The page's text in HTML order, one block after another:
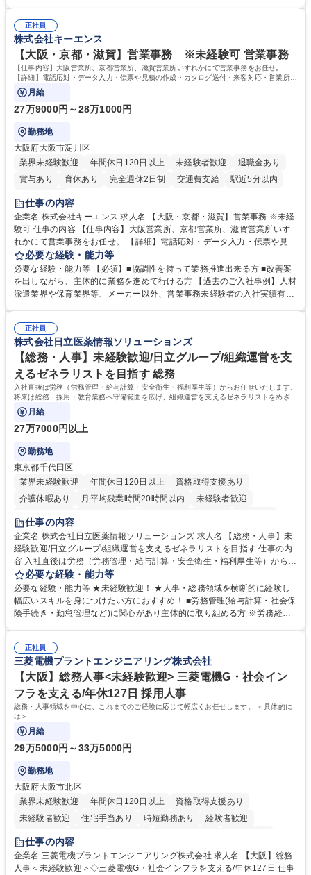
平均100件前後■メール・手紙：同上40件前後 募集職種 中野本社【お客様
相談室】お客様のお声をもとにより良い商品づくりへ貢献
すのでご安心ください。 【当社について】キリングループの広報機能を担
う会社として、お客様との出会いを大切にし、磨き上げたホスピタリティ
を込めてコミュニケーションをとりながら広報関連業務を行っておりま
す。 学歴・資格 学歴：大学院 大学 高専 短大 専修学校 高校 語学力： 資
格：
正社員
株式会社キーエンス
【大阪・京都・滋賀】営業事務 ※未経験可 営業事務
【仕事内容】大阪営業所、京都営業所、滋賀営業所いずれかにて営業事務をお任せ。
【詳細】電話応対・データ入力・伝票や見積の作成・カタログ送付・来客対応・営業所内
で発生する事務業務や業務改善をお任せ。
月給
27万9000円～28万1000円
勤務地
大阪府大阪市淀川区
業界未経験歓迎
年間休日120日以上 未経験者歓迎
退職金あり
賞与あり
育休あり 完全週休2日制 交通費支給
駅近5分以内
土日祝休み
仕事の内容
企業名 株式会社キーエンス 求人名 【大阪・京都・滋賀】営業事務 ※未経
験可 仕事の内容 【仕事内容】大阪営業所、京都営業所、滋賀営業所いず
れかにて営業事務をお任せ。 【詳細】電話応対・データ入力・伝票や見積
の作成・カタログ送付・来客対応・営業所内で発生する事務業務や業務改
善をお任せ。 【教育制度】ご入社後、育成担当とペアになりながらOJTに
て業務を覚えていただくことが可能です。業務システムがきちんと構築さ
れているため、スムーズに仕事に慣れることができる環境です。また、
募集職種 【大阪・京都・滋賀】営業事務 ※未経験可
必要な経験・能力等
必要な経験・能力等 【必須】■協調性を持って業務推進出来る方 ■改善案
を出しながら、主体的に業務を進めて行ける方 【過去のご入社事例】人材
派遣業界や保育業界等、メーカー以外、営業事務未経験者の入社実績有
えて、お客様や社員の状況に合わせ、能動的なサポート、改善の動きも期
待され。組織を支えるスペシャリストとして、チームに貢献し、結果的に
社員から頼られる存在になることができます。平均19:30の退勤以降の業
務の持ち帰りも禁止されており、メリハリのある働き方となります。 学
歴・資格 学歴：大学院 大学 高専 短大 語学力： 資格：
正社員
株式会社日立医薬情報ソリューションズ
【総務・人事】未経験歓迎/日立グループ/組織運営を支
えるゼネラリストを目指す 総務
入社直後は労務（労務管理・給与計算・安全衛生・福利厚生等）からお任せいたします。
将来は総務・採用・教育業務へ守備範囲を広げ、組織運営を支えるゼネラリストをめざせ
ます。
月給
27万7000円以上
勤務地
東京都千代田区
業界未経験歓迎
年間休日120日以上
資格取得支援あり
介護休暇あり
月平均残業時間20時間以内
未経験者歓迎
住宅手当あり
育休あり
完全週休2日制 交通費支給 土日祝休み 寮・社宅あり
仕事の内容
企業名 株式会社日立医薬情報ソリューションズ 求人名 【総務・人事】未
経験歓迎/日立グループ/組織運営を支えるゼネラリストを目指す 仕事の内
容 入社直後は労務（労務管理・給与計算・安全衛生・福利厚生等）からお
任せいたします。将来は総務・採用・教育業務へ守備範囲を広げ、組織運
営を支えるゼネラリストをめざせます。 ・初期業務：労働時間管理、給与
計算、社会保険対応、福利厚生管理、安全衛生、健康経営推進等をお任せ
します。ご経験に応じて、休職者管理など、幅広く経験を積んでいただき
幅広く経験を積みたい意欲がある方に最適な環境です。 募集職種 【総
務・人事】未経験歓迎/日立グループ/組織運営を支えるゼネラリストを目
指す
必要な経験・能力等
必要な経験・能力等 ★未経験歓迎！ ★人事・総務領域を横断的に経験し
幅広いスキルを身につけたい方におすすめ！ ■労務管理(給与計算・社会保
険手続き・勤怠管理など)に関心があり主体的に取り組める方 ※労務経験
のご経験 ■労務管理（給与計算・社会保険手続き・勤怠管理など）の経験
■衛生管理者の資格をお持ちの方 学歴・資格 学歴：大学院 大学 高専 短大
専修学校 高校 語学力： 資格：
正社員
三菱電機プラントエンジニアリング株式会社
【大阪】総務人事<未経験歓迎> 三菱電機G・社会イン
フラを支える/年休127日 採用人事
総務・人事領域を中心に、これまでのご経験に応じて幅広くお任せします。 ＜具体的に
は＞
月給
29万5000円～33万5000円
勤務地
大阪府大阪市北区
業界未経験歓迎
年間休日120日以上
資格取得支援あり
未経験者歓迎
住宅手当あり 時短勤務あり
経験者歓迎
退職金あり
駅近5分以内
土日祝休み 服装自由 寮・社宅あり 食事補助あり
仕事の内容
企業名 三菱電機プラントエンジニアリング株式会社 求人名 【大阪】総務
人事＜未経験歓迎＞◇三菱電機G・社会インフラを支える/年休127日 仕事